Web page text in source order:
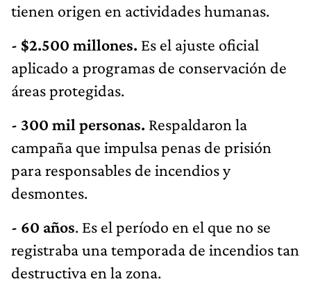
tienen origen en actividades humanas.
- $2.500 millones. Es el ajuste oficial
aplicado a programas de conservación de
áreas protegidas.
- 300 mil personas. Respaldaron la
campaña que impulsa penas de prisión
para responsables de incendios y
desmontes.
- 60 años. Es el período en el que no se
registraba una temporada de incendios tan
destructiva en la zona.